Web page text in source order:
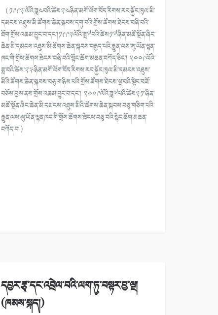
（༡༩༩༣་ལོའི་ཟླ༤བའི་ཚེས༢༤ཉིན་མགོ་ལོག་བོད་རིགས་རང་སྐྱོང་ཁུལ་མི་
དམངས་འཐུས་མི་ཚོགས་ཆེན་སྐབས་དགུ་བའི་གྲོས་ཚོགས་ཐེངས་བཞི་བའི་
ཐོག་གྲོས་འཆམ་བྱུང་བ་དང་།༡༩༩༣ལོའི་ཟླ༧པའི་ཚེས༡༧ཉིན་མཚོ་སྔོན་ཞིང་
ཆེན་མི་དམངས་འཐུས་མི་ཚོགས་ཆེན་སྐབས་བརྒྱད་པའི་རྒྱུན་ལས་ཨུ་ཡོན་ལྷན་
ཁང་གི་གྲོས་ཚོགས་ཐེངས་བཞི་བའི་སྟོང་ཆོག་མཆན་བཀོད་ཅིང་། ༢༠༠༩ལོའི་
ཟླ་བའི་ཚེས་༢༣ཉིན་མགོ་ལོག་བོད་རིགས་རང་སྐྱོང་ཁུལ་མི་དམངས་འཐུས་
མིའི་ཚོགས་ཆེན་སྐབས་བཅུ་གཉིས་པའི་གྲོས་ཚོགས་ཐེངས་ལྔ་བའི་སྟེང་བཟོ་
བཅོས་བྱས་ནས་གྲོས་འཆམ་བྱུང་བ་དང་། ༢༠༠༩ལོའི་ཟླ༧པའི་ཚེས༣༡་ཉིན་
མཚོ་སྔོན་ཞིང་ཆེན་མི་དམངས་འཐུས་མིའི་ཚོགས་ཆེན་སྐབས་བཅུ་གཅིག་པའི་
རྒྱུན་ལས་ཨུ་ཡོན་ལྷན་ཁང་གི་གྲོས་ཚོགས་ཐེངས་བཅུ་བའི་སྟེང་ཆོག་མཆན་
བཀོད་པ།）
དབྱར་རྩྭ་དང་འབྲེལ་བའི་ལག་ཏུ་བསྟར་བྱ་ལྔ།
(ཁམས་སྐད།)